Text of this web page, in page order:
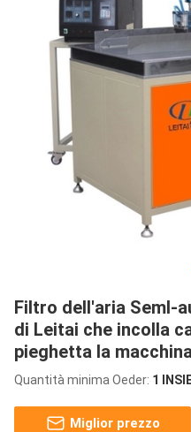
Filtro dell'aria Seml-
di Leitai che incolla
pieghetta la
Quantità minima Oeder: 1
Miglior prezzo